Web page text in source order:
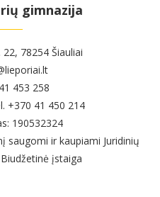
gimnazija
22, 78254 Šiauliai
453 258
+370 41 450 214
190532324
saugomi ir kaupiami Juridinių
įstaiga